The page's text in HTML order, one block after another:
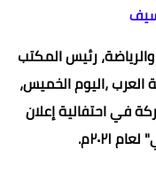
رئيس المكتب
العرب ،اليوم الخميس،
في احتفالية إعلان
٢٠٢١م.